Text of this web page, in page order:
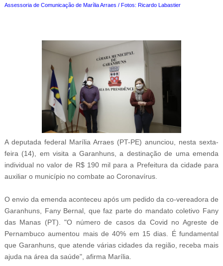
Assessoria de Comunicação de Marília Arraes / Fotos: Ricardo Labastier
A deputada federal Marília Arraes (PT-PE) anunciou, nesta sexta-
feira (14), em visita a Garanhuns, a destinação de uma emenda
individual no valor de R$ 190 mil para a Prefeitura da cidade para
auxiliar o município no combate ao Coronavírus.
O envio da emenda aconteceu após um pedido da co-vereadora de
Garanhuns, Fany Bernal, que faz parte do mandato coletivo Fany
das Manas (PT). "O número de casos da Covid no Agreste de
Pernambuco aumentou mais de 40% em 15 dias. É fundamental
que Garanhuns, que atende várias cidades da região, receba mais
ajuda na área da saúde", afirma Marília.